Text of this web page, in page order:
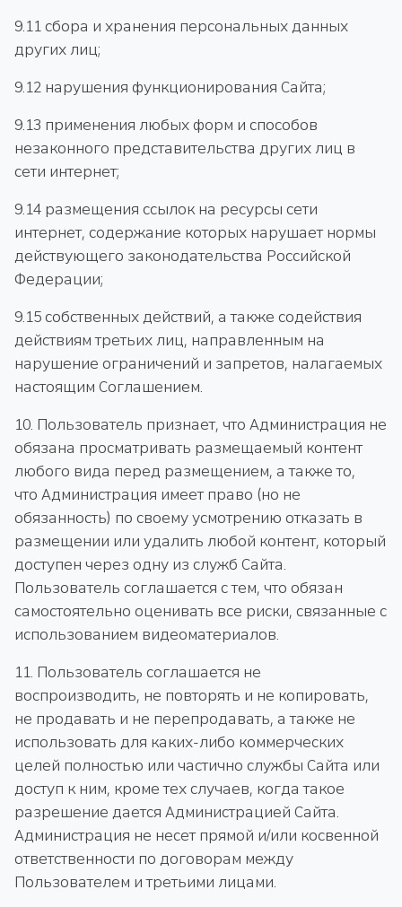
9.11 сбора и хранения персональных данных
других лиц;
9.12 нарушения функционирования Сайта;
9.13 применения любых форм и способов
незаконного представительства других лиц в
сети интернет;
9.14 размещения ссылок на ресурсы сети
интернет, содержание которых нарушает нормы
действующего законодательства Российской
Федерации;
9.15 собственных действий, а также содействия
действиям третьих лиц, направленным на
нарушение ограничений и запретов, налагаемых
настоящим Соглашением.
10. Пользователь признает, что Администрация не
обязана просматривать размещаемый контент
любого вида перед размещением, а также то,
что Администрация имеет право (но не
обязанность) по своему усмотрению отказать в
размещении или удалить любой контент, который
доступен через одну из служб Сайта.
Пользователь соглашается с тем, что обязан
самостоятельно оценивать все риски, связанные с
использованием видеоматериалов.
11. Пользователь соглашается не
воспроизводить, не повторять и не копировать,
не продавать и не перепродавать, а также не
использовать для каких-либо коммерческих
целей полностью или частично службы Сайта или
доступ к ним, кроме тех случаев, когда такое
разрешение дается Администрацией Сайта.
Администрация не несет прямой и/или косвенной
ответственности по договорам между
Пользователем и третьими лицами.